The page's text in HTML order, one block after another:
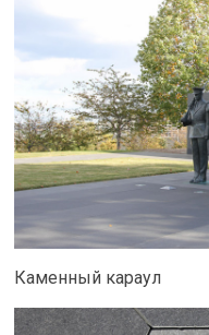
Каменный караул